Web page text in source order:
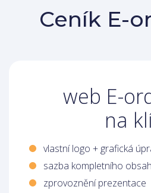
Ceník E-
web E-
na
vlastní logo + grafická
sazba kompletního
zprovoznění prezentace